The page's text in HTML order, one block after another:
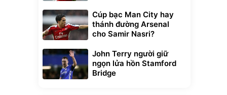
Unmute
Vali Bamozo
9066 Size
20/24/28 Cao Cấp
1.000.000đ
825.000đ
Flash Sale
Cúp bạc Man City hay
thánh đường Arsenal
cho Samir Nasri?
John Terry người giữ
ngọn lửa hồn Stamford
Bridge